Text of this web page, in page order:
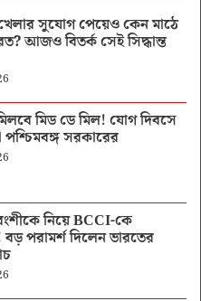
খেলার সুযোগ পেয়েও কেন মাঠে
আজও বিতর্ক সেই সিদ্ধান্ত
মিড ডে মিল! যোগ দিবসে
সরকারের
নিয়ে BCCI-কে
বড় পরামর্শ দিলেন ভারতের